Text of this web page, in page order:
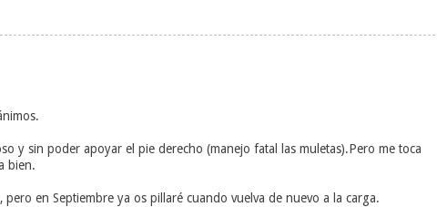
y sin poder apoyar el pie derecho (manejo fatal las muletas).Pero me toca
bien.
pero en Septiembre ya os pillaré cuando vuelva de nuevo a la carga.